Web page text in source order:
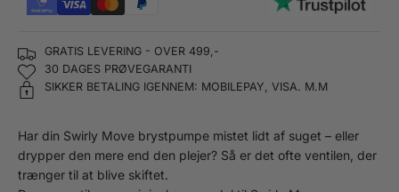
GRATIS LEVERING - OVER 499,-
30 DAGES PRØVEGARANTI
SIKKER BETALING IGENNEM: MOBILEPAY, VISA. M.M
Har din Swirly Move brystpumpe mistet lidt af suget – eller
drypper den mere end den plejer? Så er det ofte ventilen, der
trænger til at blive skiftet.